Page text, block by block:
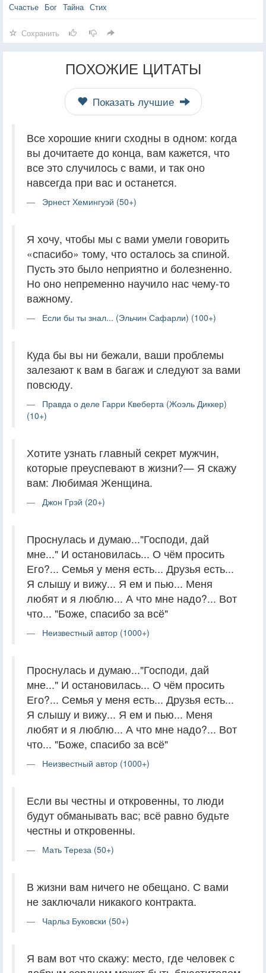
Счастье Бог Тайна Стих
Сохранить
ПОХОЖИЕ ЦИТАТЫ
Показать лучшие
Все хорошие книги сходны в одном: когда
вы дочитаете до конца, вам кажется, что
все это случилось с вами, и так оно
навсегда при вас и останется.
Эрнест Хемингуэй (50+)
Я хочу, чтобы мы с вами умели говорить
«спасибо» тому, что осталось за спиной.
Пусть это было неприятно и болезненно.
Но оно непременно научило нас чему-то
важному.
Если бы ты знал... (Эльчин Сафарли) (100+)
Куда бы вы ни бежали, ваши проблемы
залезают к вам в багаж и следуют за вами
повсюду.
Правда о деле Гарри Квеберта (Жоэль Диккер)
(10+)
Хотите узнать главный секрет мужчин,
которые преуспевают в жизни?— Я скажу
вам: Любимая Женщина.
Джон Грэй (20+)
Проснулась и думаю..."Господи, дай
мне..." И остановилась... О чём просить
Его?... Семья у меня есть... Друзья есть...
Я слышу и вижу... Я ем и пью... Меня
любят и я люблю... А что мне надо?... Вот
что... "Боже, спасибо за всё"
Неизвестный автор (1000+)
Проснулась и думаю..."Господи, дай
мне..." И остановилась... О чём просить
Его?... Семья у меня есть... Друзья есть...
Я слышу и вижу... Я ем и пью... Меня
любят и я люблю... А что мне надо?... Вот
что... "Боже, спасибо за всё"
Неизвестный автор (1000+)
Если вы честны и откровенны, то люди
будут обманывать вас; всё равно будьте
честны и откровенны.
Мать Тереза (50+)
В жизни вам ничего не обещано. С вами
не заключали никакого контракта.
Чарльз Буковски (50+)
Я вам вот что скажу: место, где человек с